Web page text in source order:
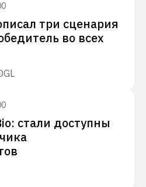
три сценария
во всех
стали доступны